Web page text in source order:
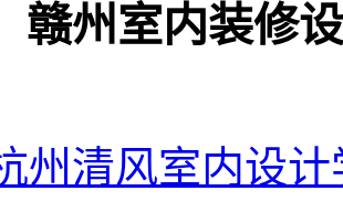
赣州室内装修
州清风室内设计